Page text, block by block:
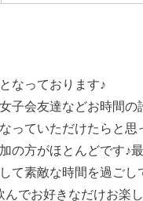
なっております♪
子会友達などお時間
っていただけたらと思
の方がほとんどです♪
て素敵な時間を過ご
でお好きなだけお楽